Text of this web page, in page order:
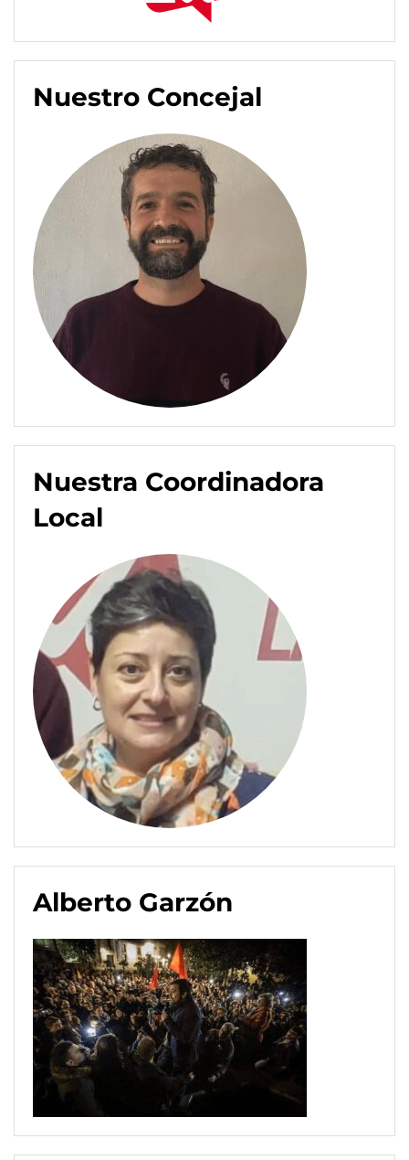
Nuestro Concejal
Nuestra Coordinadora
Local
Alberto Garzón